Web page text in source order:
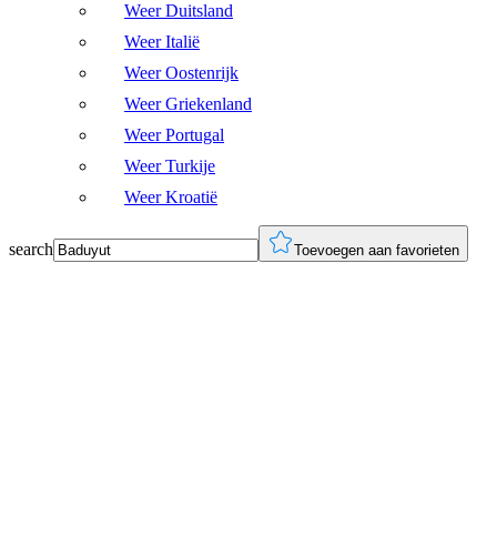
Weer Duitsland
Weer Italië
Weer Oostenrijk
Weer Griekenland
Weer Portugal
Weer Turkije
Weer Kroatië
search Toevoegen aan favorieten